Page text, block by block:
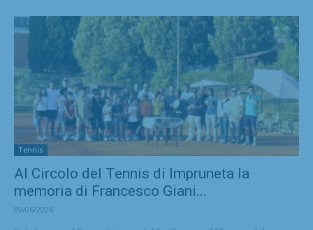
Tennis
Al Circolo del Tennis di Impruneta la
memoria di Francesco Giani...
09/06/2026